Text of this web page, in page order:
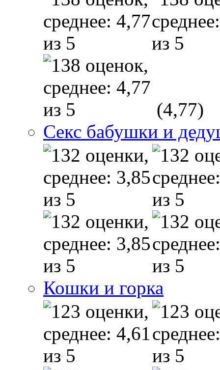
(4,77)
Секс бабушки и
Кошки и горка